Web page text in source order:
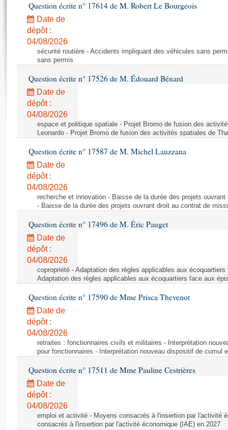
Projets de loi
Propositions de loi
Amendements
Textes adoptés
Rapports législatifs
Rapports sur l'application des lois
Baromètre de l’application des lois
Dossiers législatifs
Budget et sécurité sociale
Questions écrites et orales
Comptes rendus des débats
Histoire
Juniors
Anciennes législatures
Contacts et plan d'accès
Photos libres de droit
Question écrite n° 17614 de M. Robert Le Bourgeois
Date de
dépôt :
04/08/2026
sécurité routière - Accidents impliquant des véhicules sans
sans permis
Question écrite n° 17526 de M. Édouard Bénard
Date de
dépôt :
04/08/2026
espace et politique spatiale - Projet Bromo de fusion des
Leonardo - Projet Bromo de fusion des activités spatiales de
Question écrite n° 17587 de M. Michel Lauzzana
Date de
dépôt :
04/08/2026
recherche et innovation - Baisse de la durée des projets
- Baisse de la durée des projets ouvrant droit au contrat de
Question écrite n° 17496 de M. Éric Pauget
Date de
dépôt :
04/08/2026
copropriété - Adaptation des règles applicables aux
Adaptation des règles applicables aux écoquartiers face aux
Question écrite n° 17590 de Mme Prisca Thevenot
Date de
dépôt :
04/08/2026
retraites : fonctionnaires civils et militaires - Interprétation
pour fonctionnaires - Interprétation nouveau dispositif de cumul
Question écrite n° 17511 de Mme Pauline Cestrières
Date de
dépôt :
04/08/2026
emploi et activité - Moyens consacrés à l'insertion par l'activité
consacrés à l'insertion par l'activité économique (IAE) en 2027